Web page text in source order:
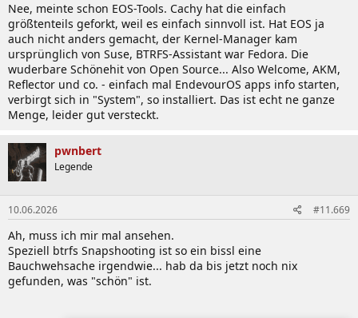
Nee, meinte schon EOS-Tools. Cachy hat die einfach
größtenteils geforkt, weil es einfach sinnvoll ist. Hat EOS ja
auch nicht anders gemacht, der Kernel-Manager kam
ursprünglich von Suse, BTRFS-Assistant war Fedora. Die
wuderbare Schönehit von Open Source... Also Welcome, AKM,
Reflector und co. - einfach mal EndevourOS apps info starten,
verbirgt sich in "System", so installiert. Das ist echt ne ganze
Menge, leider gut versteckt.
pwnbert
Legende
10.06.2026 #11.669
Ah, muss ich mir mal ansehen.
Speziell btrfs Snapshooting ist so ein bissl eine
Bauchwehsache irgendwie... hab da bis jetzt noch nix
gefunden, was "schön" ist.